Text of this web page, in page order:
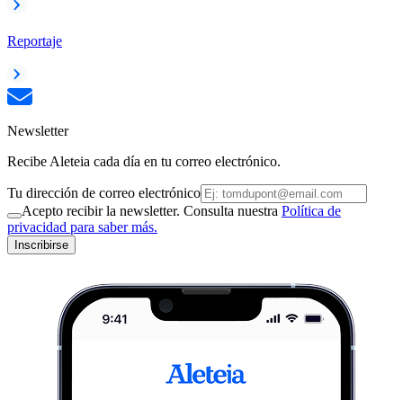
Reportaje
Newsletter
Recibe Aleteia cada día en tu correo electrónico.
Tu dirección de correo electrónico
Acepto recibir la newsletter. Consulta nuestra Política de
privacidad para saber más.
Inscribirse